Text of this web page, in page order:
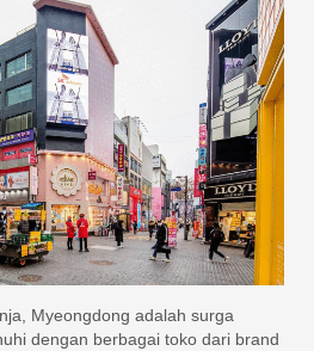
Myeongdong adalah surga
dengan berbagai toko dari brand